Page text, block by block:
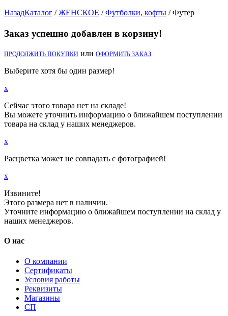
НазадКаталог /ЖЕНСКОЕ /Футболки, кофты /Футер
Заказ успешно добавлен в корзину!
ПРОДОЛЖИТЬ ПОКУПКИ или ОФОРМИТЬ ЗАКАЗ
Выберите хотя бы один размер!
x
Сейчас этого товара нет на складе!
Вы можете уточнить информацию о ближайшем поступлении
товара на склад у наших менеджеров.
x
Расцветка может не совпадать с фотографией!
x
Извините!
Этого размера нет в наличии.
Уточните информацию о ближайшем поступлении на склад у
наших менеджеров.
О нас
О компании
Сертификаты
Условия работы
Реквизиты
Магазины
СП